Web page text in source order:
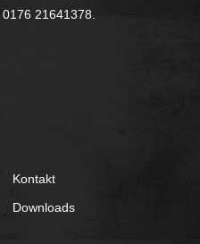
0176 21641378.
Kontakt
Downloads